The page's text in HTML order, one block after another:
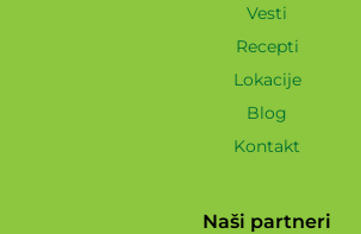
Vesti
Recepti
Lokacije
Blog
Kontakt
Naši partneri